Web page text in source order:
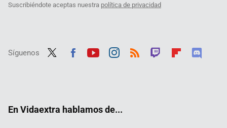
Suscribiéndote aceptas nuestra política de privacidad
Síguenos
En Vidaextra hablamos de...